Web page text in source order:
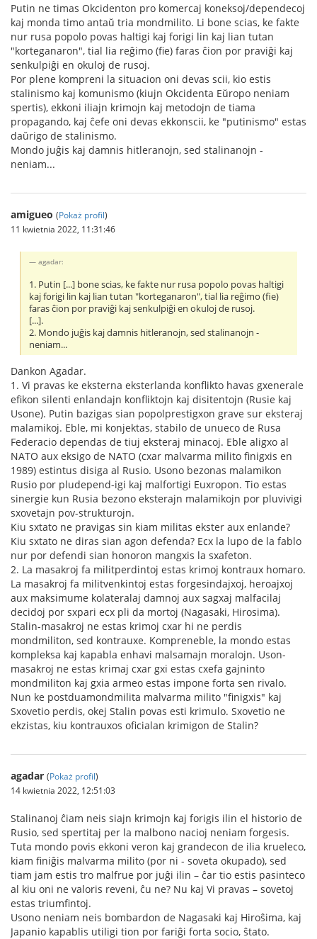
Putin ne timas Okcidenton pro komercaj koneksoj/dependecoj
kaj monda timo antaŭ tria mondmilito. Li bone scias, ke fakte
nur rusa popolo povas haltigi kaj forigi lin kaj lian tutan
"korteganaron", tial lia reĝimo (fie) faras ĉion por praviĝi kaj
senkulpiĝi en okuloj de rusoj.
Por plene kompreni la situacion oni devas scii, kio estis
stalinismo kaj komunismo (kiujn Okcidenta Eŭropo neniam
spertis), ekkoni iliajn krimojn kaj metodojn de tiama
propagando, kaj ĉefe oni devas ekkonscii, ke "putinismo" estas
daŭrigo de stalinismo.
Mondo juĝis kaj damnis hitleranojn, sed stalinanojn -
neniam...
amigueo (Pokaż profil)
11 kwietnia 2022, 11:31:46
agadar:
1. Putin [...] bone scias, ke fakte nur rusa popolo povas haltigi
kaj forigi lin kaj lian tutan "korteganaron", tial lia reĝimo (fie)
faras ĉion por praviĝi kaj senkulpiĝi en okuloj de rusoj.
[...].
2. Mondo juĝis kaj damnis hitleranojn, sed stalinanojn -
neniam...
Dankon Agadar.
1. Vi pravas ke eksterna eksterlanda konflikto havas gxenerale
efikon silenti enlandajn konfliktojn kaj disitentojn (Rusie kaj
Usone). Putin bazigas sian popolprestigxon grave sur eksteraj
malamikoj. Eble, mi konjektas, stabilo de unueco de Rusa
Federacio dependas de tiuj eksteraj minacoj. Eble aligxo al
NATO aux eksigo de NATO (cxar malvarma milito finigxis en
1989) estintus disiga al Rusio. Usono bezonas malamikon
Rusio por pludepend-igi kaj malfortigi Euxropon. Tio estas
sinergie kun Rusia bezono eksterajn malamikojn por pluvivigi
sxovetajn pov-strukturojn.
Kiu sxtato ne pravigas sin kiam militas ekster aux enlande?
Kiu sxtato ne diras sian agon defenda? Ecx la lupo de la fablo
nur por defendi sian honoron mangxis la sxafeton.
2. La masakroj fa militperdintoj estas krimoj kontraux homaro.
La masakroj fa militvenkintoj estas forgesindajxoj, heroajxoj
aux maksimume kolateralaj damnoj aux sagxaj malfacilaj
decidoj por sxpari ecx pli da mortoj (Nagasaki, Hirosima).
Stalin-masakroj ne estas krimoj cxar hi ne perdis
mondmiliton, sed kontrauxe. Kompreneble, la mondo estas
kompleksa kaj kapabla enhavi malsamajn moralojn. Uson-
masakroj ne estas krimaj cxar gxi estas cxefa gajninto
mondmiliton kaj gxia armeo estas impone forta sen rivalo.
Nun ke postduamondmilita malvarma milito "finigxis" kaj
Sxovetio perdis, okej Stalin povas esti krimulo. Sxovetio ne
ekzistas, kiu kontrauxos oficialan krimigon de Stalin?
agadar (Pokaż profil)
14 kwietnia 2022, 12:51:03
Stalinanoj ĉiam neis siajn krimojn kaj forigis ilin el historio de
Rusio, sed spertitaj per la malbono nacioj neniam forgesis.
Tuta mondo povis ekkoni veron kaj grandecon de ilia krueleco,
kiam finiĝis malvarma milito (por ni - soveta okupado), sed
tiam jam estis tro malfrue por juĝi ilin – ĉar tio estis pasinteco
al kiu oni ne valoris reveni, ĉu ne? Nu kaj Vi pravas – sovetoj
estas triumfintoj.
Usono neniam neis bombardon de Nagasaki kaj Hiroŝima, kaj
Japanio kapablis utiligi tion por fariĝi forta socio, ŝtato.